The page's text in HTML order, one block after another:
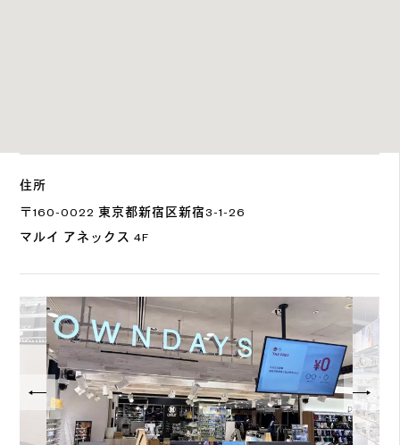
住所
〒160-0022 東京都新宿区新宿3-1-26
マルイ アネックス 4F